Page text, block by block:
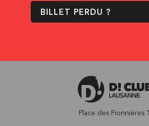
BILLET PERDU ?
Place des Pionnières 1